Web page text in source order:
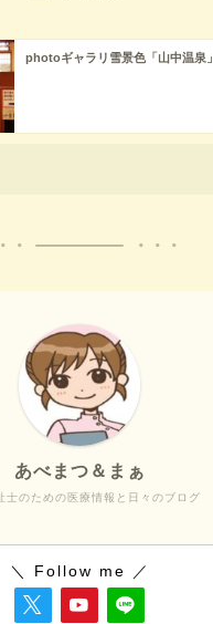
photoギャラリ雪景色「山中温泉」
士のための医療情報と日々のブログ
あべまつ＆まぁ
＼ Follow me ／